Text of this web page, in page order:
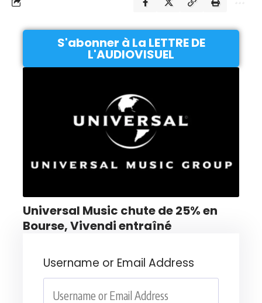
S'abonner à La LETTRE DE
L'AUDIOVISUEL
Universal Music chute de 25% en
Bourse, Vivendi entraîné
Username or Email Address